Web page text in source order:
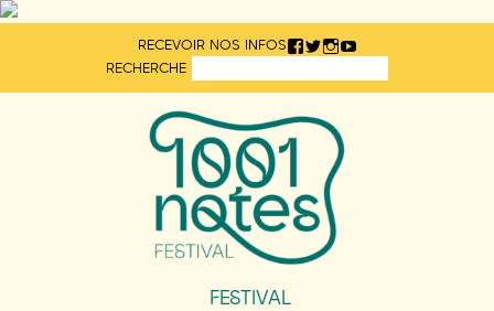
RECEVOIR NOS INFOS
RECHERCHE
FESTIVAL